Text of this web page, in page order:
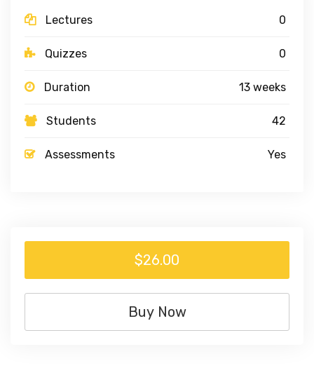
Lectures 0
Quizzes 0
Duration 13 weeks
Students 42
Assessments Yes
$26.00
Buy Now